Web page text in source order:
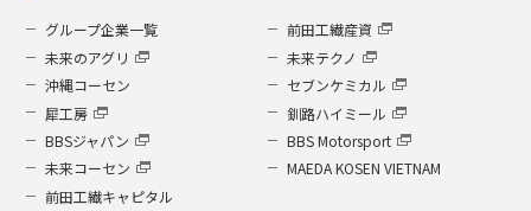
グループ企業一覧
前田工繊産資
未来のアグリ
未来テクノ
沖縄コーセン
セブンケミカル
犀工房
釧路ハイミール
BBSジャパン
BBS Motorsport
未来コーセン
MAEDA KOSEN VIETNAM
前田工繊キャピタル